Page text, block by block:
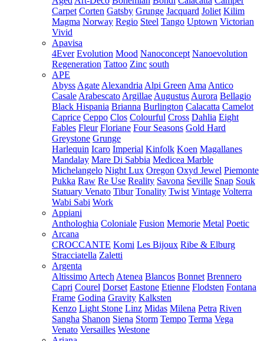
Carpet Corten Gatsby Grunge Jacquard Joliet Kilim
Magma Norway Regio Steel Tango Uptown Victorian
Vivid
Apavisa
4Ever Evolution Mood Nanoconcept Nanoevolution
Regeneration Tattoo Zinc south
APE
Abyss Agate Alexandria Alpi Green Ama Antico
Casale Arabescato Argillae Augustus Aurora Bellagio
Black Hispania Brianna Burlington Calacatta Camelot
Caprice Ceppo Clos Colourful Cross Dahlia Eight
Fables Fleur Floriane Four Seasons Gold Hard
Greystone Grunge
Harlequin Icaro Imperial Kinfolk Koen Magallanes
Mandalay Mare Di Sabbia Medicea Marble
Michelangelo Night Lux Oregon Oxyd Jewel Piemonte
Pukka Raw Re Use Reality Savona Seville Snap Souk
Statuary Venato Tibur Tonality Twist Vintage Volterra
Wabi Sabi Work
Appiani
Anthologhia Coloniale Fusion Memorie Metal Poetic
Arcana
CROCCANTE Komi Les Bijoux Ribe & Elburg
Stracciatella Zaletti
Argenta
Altissimo Artech Atenea Blancos Bonnet Brennero
Capri Courel Dorset Eastone Etienne Flodsten Fontana
Frame Godina Gravity Kalksten
Kenzo Light Stone Linz Midas Milena Petra Riven
Sangha Shanon Siena Storm Tempo Terma Vega
Venato Versailles Westone